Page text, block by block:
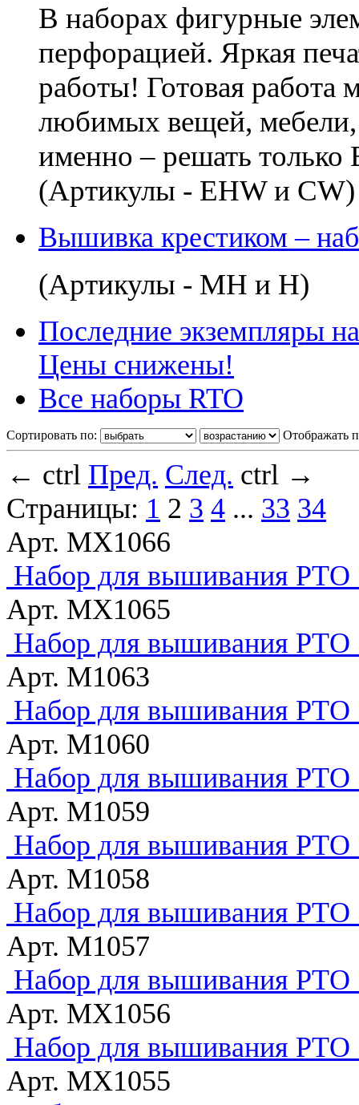
В наборах фигурные
перфорацией. Яркая
работы! Готовая работа
любимых вещей,
именно – решать только
(Артикулы - EHW и CW)
Вышивка крестиком –
(Артикулы - MH и H)
Последние экземпляры
Цены снижены!
Все наборы RTO
Сортировать по: Отображать
← ctrl Пред. След. ctrl →
Страницы: 1 2 3 4 ... 33 34
Арт. MX1066
Набор для вышивания РТО
Арт. MX1065
Набор для вышивания РТО
Арт. M1063
Набор для вышивания РТО
Арт. M1060
Набор для вышивания РТО
Арт. M1059
Набор для вышивания РТО
Арт. M1058
Набор для вышивания РТО
Арт. M1057
Набор для вышивания РТО
Арт. MX1056
Набор для вышивания
Арт. MX1055